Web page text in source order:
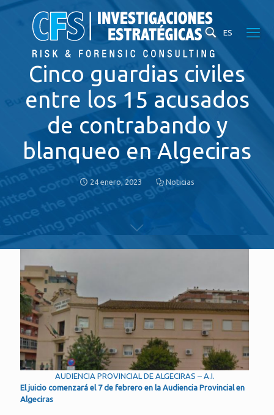
ES
Cinco guardias civiles
entre los 15 acusados
de contrabando y
blanqueo en Algeciras
24 enero, 2023 Noticias
AUDIENCIA PROVINCIAL DE ALGECIRAS – A.I.
El juicio comenzará el 7 de febrero en la Audiencia Provincial en
Algeciras